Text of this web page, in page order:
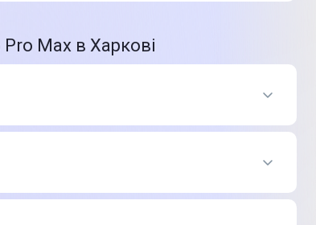
Max в Харкові